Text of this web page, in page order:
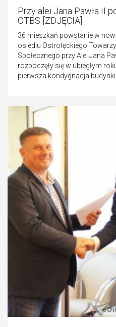
Przy alei Jana Pawła II
OTBS [ZDJĘCIA]
36 mieszkań powstanie w
osiedlu Ostrołęckiego
Społecznego przy Alei Jana
rozpoczęły się w ubiegłym
pierwsza kondygnacja